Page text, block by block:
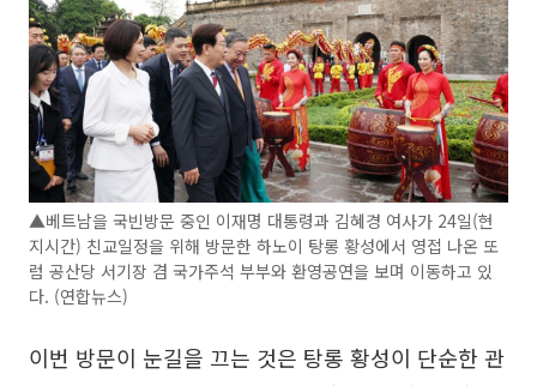
▲베트남을 국빈방문 중인 이재명 대통령과 김혜경 여사가 24일(현
지시간) 친교일정을 위해 방문한 하노이 탕롱 황성에서 영접 나온 또
럼 공산당 서기장 겸 국가주석 부부와 환영공연을 보며 이동하고 있
다. (연합뉴스)
이번 방문이 눈길을 끄는 것은 탕롱 황성이 단순한 관